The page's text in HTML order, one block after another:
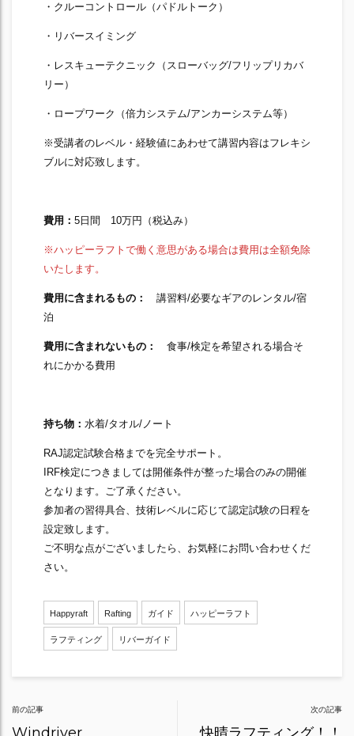
・クルーコントロール（パドルトーク）
・リバースイミング
・レスキューテクニック（スローバッグ/フリップリカバ
リー）
・ロープワーク（倍力システム/アンカーシステム等）
※受講者のレベル・経験値にあわせて講習内容はフレキシ
ブルに対応致します。
費用： 5日間 10万円（税込み）
※ハッピーラフトで働く意思がある場合は費用は全額免除
いたします。
費用に含まれるもの：
講習料/必要なギアのレンタル/宿
泊
費用に含まれないもの：
食事/検定を希望される場合そ
れにかかる費用
持ち物： 水着/タオル/ノート
RAJ認定試験合格までを完全サポート。
IRF検定につきましては開催条件が整った場合のみの開催
となります。ご了承ください。
参加者の習得具合、技術レベルに応じて認定試験の日程を
設定致します。
ご不明な点がございましたら、お気軽にお問い合わせくだ
さい。
Happyraft Rafting ガイド ハッピーラフト
ラフティング リバーガイド
Post
前の記事 次の記事